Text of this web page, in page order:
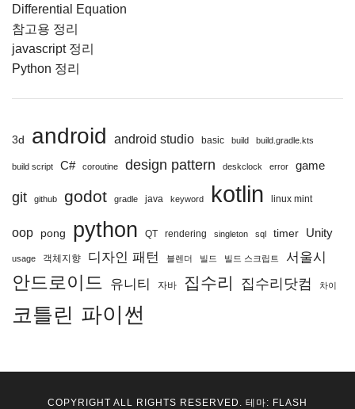
Differential Equation
참고용 정리
javascript 정리
Python 정리
3d android android studio basic build build.gradle.kts
build script C# coroutine design pattern deskclock error game
git github godot gradle java keyword kotlin linux mint
oop pong python QT rendering singleton sql timer Unity
usage 객체지향 디자인 패턴 블렌더 빌드 빌드 스크립트 서울시
안드로이드 유니티 자바 집수리 집수리닷컴 차이
코틀린 파이썬
COPYRIGHT ALL RIGHTS RESERVED. 테마: FLASH